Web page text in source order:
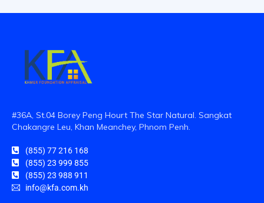
#36A, St.04 Borey Peng Hourt The Star Natural. Sangkat
Chakangre Leu, Khan Meanchey, Phnom Penh.
(855) 77 216 168
(855) 23 999 855
(855) 23 988 911
info@kfa.com.kh